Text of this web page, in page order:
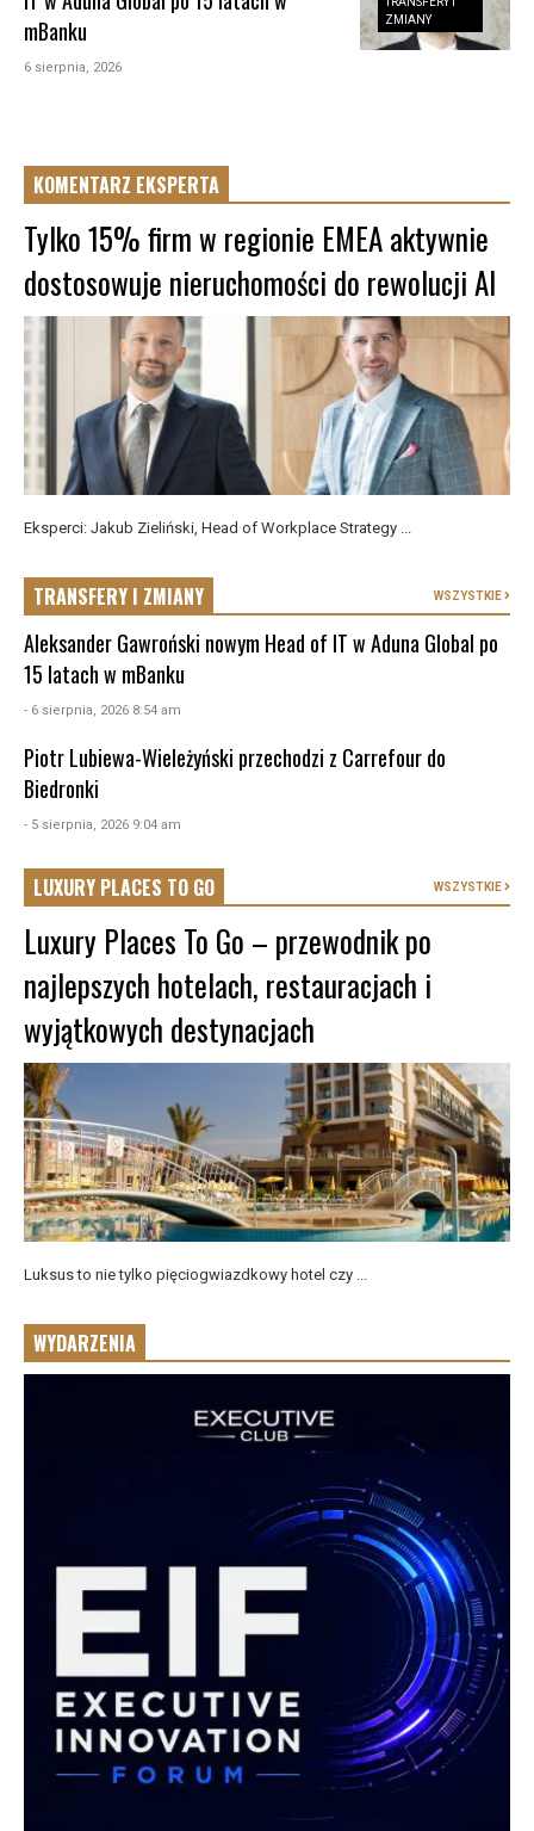
ZMIANY
mBanku
6 sierpnia, 2026
KOMENTARZ EKSPERTA
Tylko 15% firm w regionie EMEA aktywnie
dostosowuje nieruchomości do rewolucji AI
Eksperci: Jakub Zieliński, Head of Workplace Strategy ...
TRANSFERY I ZMIANY WSZYSTKIE
Aleksander Gawroński nowym Head of IT w Aduna Global po
15 latach w mBanku
- 6 sierpnia, 2026 8:54 am
Piotr Lubiewa-Wieleżyński przechodzi z Carrefour do
Biedronki
- 5 sierpnia, 2026 9:04 am
LUXURY PLACES TO GO WSZYSTKIE
Luxury Places To Go – przewodnik po
najlepszych hotelach, restauracjach i
wyjątkowych destynacjach
Luksus to nie tylko pięciogwiazdkowy hotel czy ...
WYDARZENIA